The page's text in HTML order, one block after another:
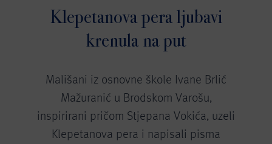
Klepetanova pera ljubavi
krenula na put
Mališani iz osnovne škole Ivane Brlić
Mažuranić u Brodskom Varošu,
inspirirani pričom Stjepana Vokića, uzeli
Klepetanova pera i napisali pisma